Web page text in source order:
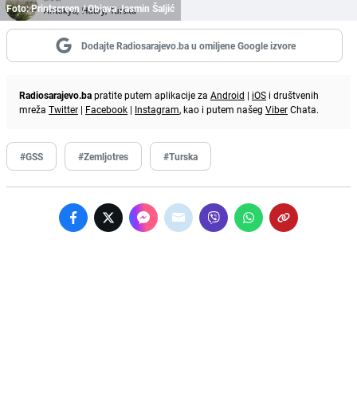
Foto: Printscreen / Objava Jasmin Šaljić
Dodajte Radiosarajevo.ba u omiljene Google izvore
Radiosarajevo.bapratite putem aplikacije za Android | iOS i društvenih
mreža Twitter | Facebook | Instagram, kao i putem našeg ViberChata.
#GSS #Zemljotres #Turska